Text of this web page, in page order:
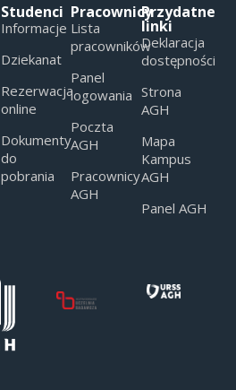
Studenci
Informacje
Dziekanat
Rezerwacja
online
Dokumenty
do
pobrania
Pracownicy
Lista
pracowników
Panel
logowania
Poczta
AGH
Pracownicy
AGH
Przydatne
linki
Deklaracja
dostępności
Strona
AGH
Mapa
Kampus
AGH
Panel AGH